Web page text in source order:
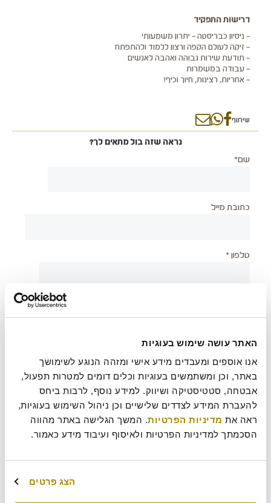
האתר עושה שימוש בעוגיות
ראה את מדיניות הפרטיות
הסכמתך למדיניות הפרטיות ולאיסוף ועיבוד מידע כאמור.
הצג פרטים
דרישות התפקיד
– ניסיון כבריסטה – יתרון משמעותי
– זיקה לעולם הקפה ורצון ללמוד ולהתפתח
– תודעת שירות גבוהה ואהבה לאנשים
– עבודה במשמרות
– אחריות, רצינות, חיוך וכיף!
שיתוף
נראה שזה בול מתאים לך?
שם*
כתובת מייל
טלפון *
בעת שליחת טופס זה אני מאשר/ת כי קראתי אתמדיניות
הפרטיות של רולדין
?